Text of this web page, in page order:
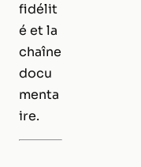
fidélit
é et la
chaîne
docu
menta
ire.